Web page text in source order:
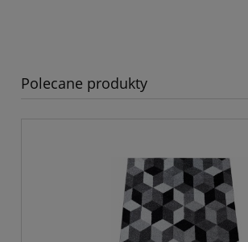
Polecane produkty